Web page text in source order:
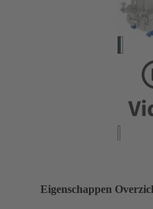
Eigenschappen